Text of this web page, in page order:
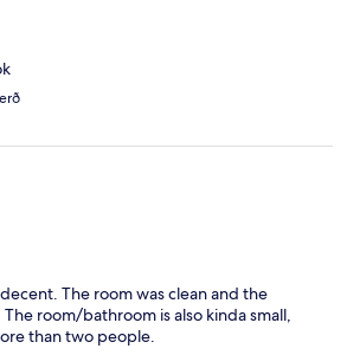
The room was clean and the
room/bathroom is also kinda small,
than two people.